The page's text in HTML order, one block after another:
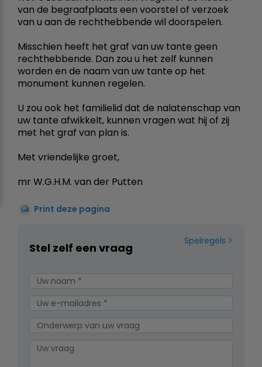
van de begraafplaats een voorstel of verzoek
van u aan de rechthebbende wil doorspelen.
Misschien heeft het graf van uw tante geen
rechthebbende. Dan zou u het zelf kunnen
worden en de naam van uw tante op het
monument kunnen regelen.
U zou ook het familielid dat de nalatenschap van
uw tante afwikkelt, kunnen vragen wat hij of zij
met het graf van plan is.
Met vriendelijke groet,
mr W.G.H.M. van der Putten
Print deze pagina
Spelregels
Stel zelf een vraag